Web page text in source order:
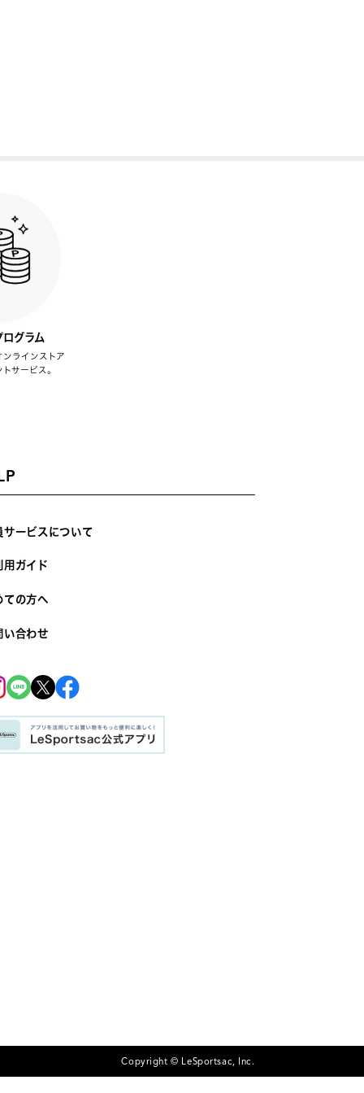
ログラム
ラインストア
サービス。
サービスについて
用ガイド
ての方へ
い合わせ
Copyright © LeSportsac, Inc.